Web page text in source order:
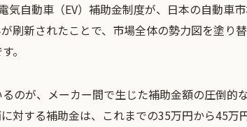
気自動車（EV）補助金制度が、日本の自動車
刷新されたことで、市場全体の勢力図を塗り
。
のが、メーカー間で生じた補助金額の圧倒的
対する補助金は、これまでの35万円から45万